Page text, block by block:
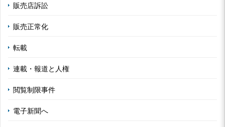
販売店訴訟
販売正常化
転載
連載・報道と人権
閲覧制限事件
電子新聞へ